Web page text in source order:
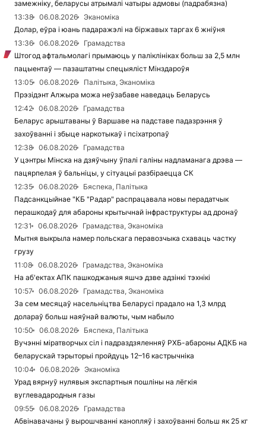
замежніку, беларусы атрымалі чатыры адмовы (падрабязна)
13:38
06.08.2026
Эканоміка
Долар, еўра і юань падаражэлі на біржавых таргах 6 жніўня
13:36
06.08.2026
Грамадства
Штогод афтальмолагі прымаюць у паліклініках больш за 2,5 млн
пацыентаў — пазаштатны спецыяліст Мінздароўя
13:05
06.08.2026
Палітыка, Эканоміка
Прэзідэнт Алжыра можа неўзабаве наведаць Беларусь
12:42
06.08.2026
Грамадства
Беларус арыштаваны ў Варшаве на падставе падазрэння ў
захоўванні і збыце наркотыкаў і псіхатропаў
12:38
06.08.2026
Грамадства
У цэнтры Мінска на дзяўчыну ўпалі галіны надламанага дрэва —
пацярпелая ў бальніцы, у сітуацыі разбіраецца СК
12:35
06.08.2026
Бяспека, Палітыка
Падсанкцыйнае "КБ "Радар" распрацавала новы перадатчык
перашкодаў для абароны крытычнай інфраструктуры ад дронаў
12:31
06.08.2026
Грамадства, Эканоміка
Мытня выкрыла намер польскага перавозчыка схаваць частку
грузу
11:08
06.08.2026
Грамадства, Эканоміка
На аб'ектах АПК пашкоджаныя яшчэ дзве адзінкі тэхнікі
10:57
06.08.2026
Грамадства, Эканоміка
За сем месяцаў насельніцтва Беларусі прадало на 1,3 млрд
долараў больш наяўнай валюты, чым набыло
10:50
06.08.2026
Бяспека, Палітыка
Вучэнні міратворчых сіл і падраздзяленняў РХБ-абароны АДКБ на
беларускай тэрыторыі пройдуць 12–16 кастрычніка
10:04
06.08.2026
Эканоміка
Урад вярнуў нулявыя экспартныя пошліны на лёгкія
вуглевадародныя газы
09:55
06.08.2026
Грамадства
Абвінавачаны ў вырошчванні канопляў і захоўванні больш як 25 кг